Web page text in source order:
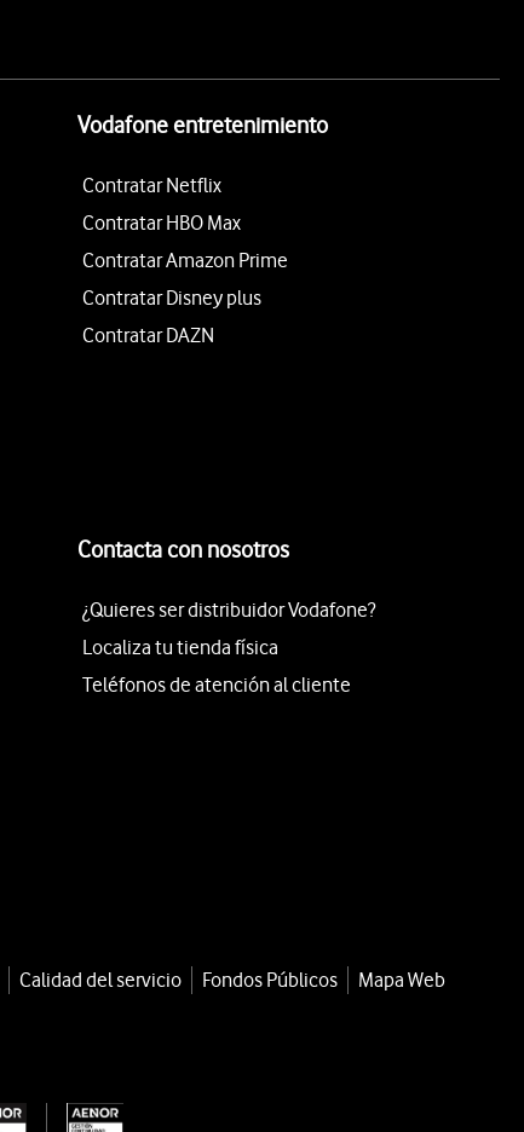
Vodafone entretenimiento
Contratar Netflix
Contratar HBO Max
Contratar Amazon Prime
Contratar Disney plus
Contratar DAZN
Contacta con nosotros
¿Quieres ser distribuidor Vodafone?
Localiza tu tienda física
Teléfonos de atención al cliente
Calidad del servicio Fondos Públicos
Mapa Web